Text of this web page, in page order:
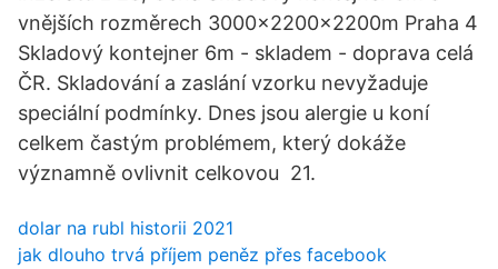
vnějších rozměrech 3000x2200x2200m Praha 4
Skladový kontejner 6m - skladem - doprava celá
ČR. Skladování a zaslání vzorku nevyžaduje
speciální podmínky. Dnes jsou alergie u koní
celkem častým problémem, který dokáže
významně ovlivnit celkovou 21.
dolar na rubl historii 2021
jak dlouho trvá příjem peněz přes facebook